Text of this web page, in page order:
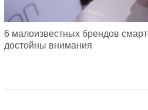
6 малоизвестных брендов
достойны внимания